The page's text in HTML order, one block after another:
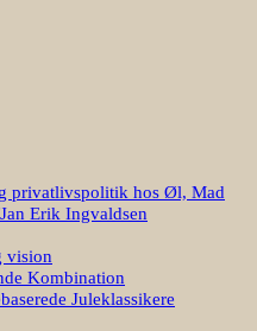
privatlivspolitik hos Øl, Mad
Erik Ingvaldsen
vision
Kombination
Juleklassikere